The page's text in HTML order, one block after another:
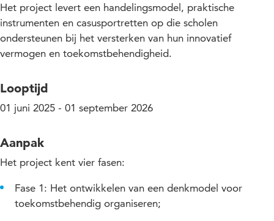
Het project levert een handelingsmodel, praktische
instrumenten en casusportretten op die scholen
ondersteunen bij het versterken van hun innovatief
vermogen en toekomstbehendigheid.
Looptijd
01 juni 2025 - 01 september 2026
Aanpak
Het project kent vier fasen:
Fase 1: Het ontwikkelen van een denkmodel voor
toekomstbehendig organiseren;